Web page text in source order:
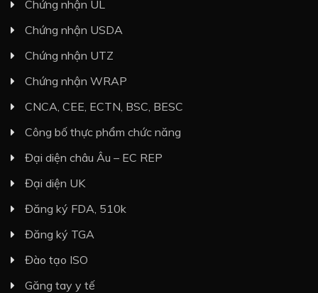
Chứng nhận UL
Chứng nhận USDA
Chứng nhận UTZ
Chứng nhận WRAP
CNCA, CEE, ECTN, BSC, BESC
Công bố thực phẩm chức năng
Đại diện châu Âu – EC REP
Đại diện UK
Đăng ký FDA, 510k
Đăng ký TGA
Đào tạo ISO
Găng tay y tế